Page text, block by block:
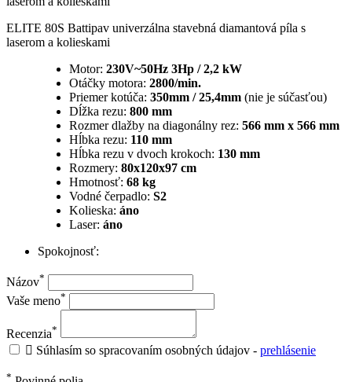
ELITE 80S Battipav univerzálna stavebná diamantová píla s
laserom a kolieskami
Motor: 230V~50Hz 3Hp / 2,2 kW
Otáčky motora: 2800/min.
Priemer kotúča: 350mm / 25,4mm (nie je súčasťou)
Dĺžka rezu: 800 mm
Rozmer dlažby na diagonálny rez: 566 mm x 566 mm
Hĺbka rezu: 110 mm
Hĺbka rezu v dvoch krokoch: 130 mm
Rozmery: 80x120x97 cm
Hmotnosť: 68 kg
Vodné čerpadlo: S2
Kolieska: áno
Laser: áno
Spokojnosť:
Názov*
Vaše meno*
Recenzia*
 Súhlasím so spracovaním osobných údajov - prehlásenie
*